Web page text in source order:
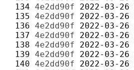
134 4e2dd90f 2022-03-26
135 4e2dd90f 2022-03-26
136 4e2dd90f 2022-03-26
137 4e2dd90f 2022-03-26
138 4e2dd90f 2022-03-26
139 4e2dd90f 2022-03-26
140 4e2dd90f 2022-03-26